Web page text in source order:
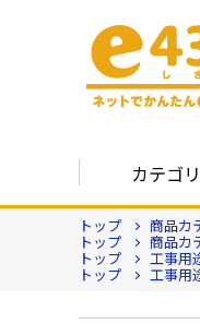
カテゴ
トップ 商品カ
トップ 商品カ
トップ 工事用
トップ 工事用